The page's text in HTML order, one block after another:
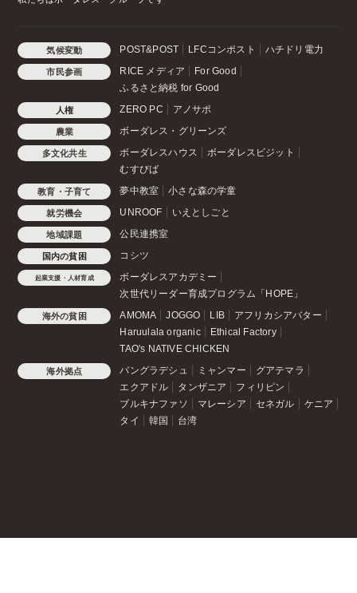
気候変動 POST&POST LFCコンポスト ハチドリ電力
市民参画 RICE メディア
For Good
ふるさと納税 for Good
人権 ZERO PC アノサポ
農業 ボーダレス・グリーンズ
多文化共生 ボーダレスハウス
ボーダレスビジット
むすびば
教育・子育て 夢中教室 小さな森の学童
就労機会 UNROOF いえとしごと
地域課題 公民連携室
国内の貧困 コシツ
起業支援・人材育成
ボーダレスアカデミー
次世代リーダー育成プログラム「HOPE」
海外の貧困 AMOMA JOGGO LIB
アフリカシアバター
Haruulala organic
Ethical Factory
TAO's NATIVE CHICKEN
海外拠点 バングラデシュ ミャンマー
グアテマラ
エクアドル
タンザニア
フィリピン
ブルキナファソ
マレーシア セネガル
ケニア
タイ
韓国 台湾